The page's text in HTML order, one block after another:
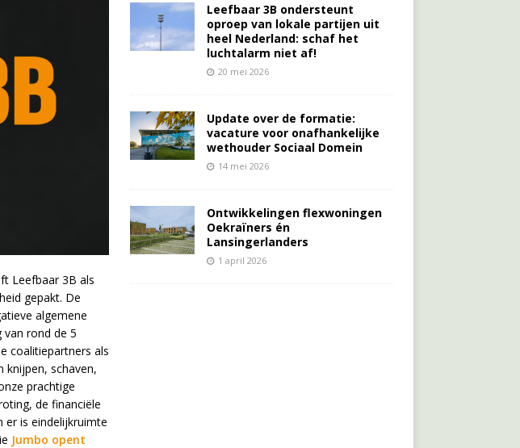
Leefbaar 3B als
gepakt. De
algemene
rond de 5
coalitiepartners als
knijpen, schaven,
prachtige
de financiële
er is eindelijkruimte
Jumbo opent
Leefbaar 3B ondersteunt
oproep van lokale partijen uit
heel Nederland: schaf het
luchtalarm niet af!
20 mei 2026
Update over de formatie:
vacature voor onafhankelijke
wethouder Sociaal Domein
14 mei 2026
Ontwikkelingen flexwoningen
Oekraïners én
Lansingerlanders
1 april 2026